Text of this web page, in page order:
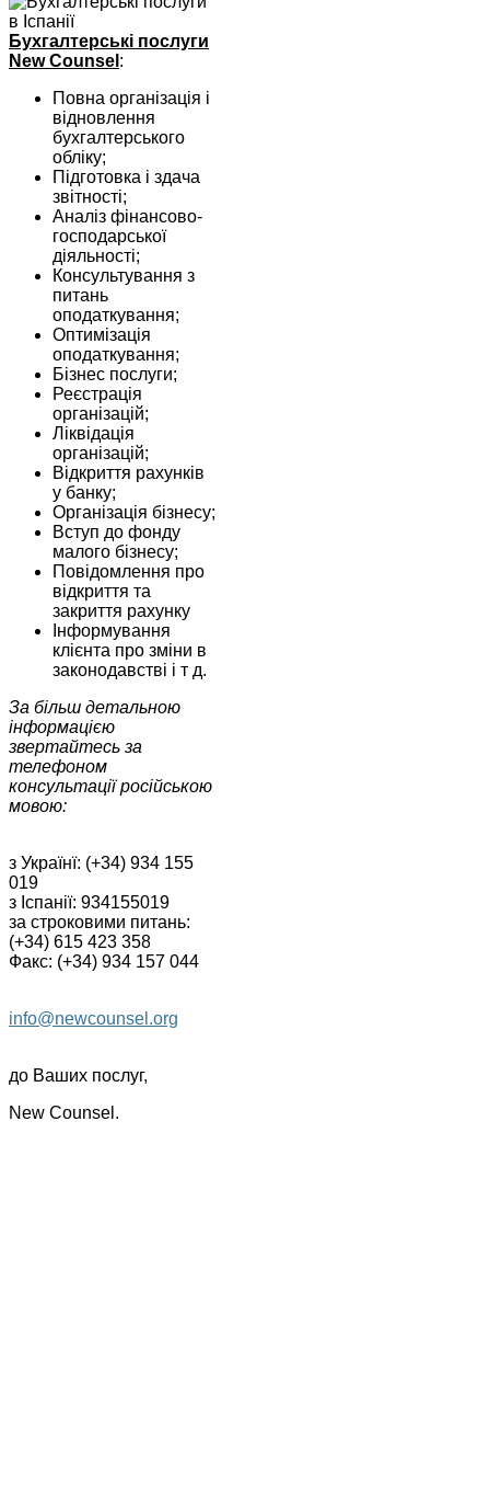
Бухгалтерські послуги
New Counsel :
Повна організація і
відновлення
бухгалтерського
обліку;
Підготовка і здача
звітності;
Аналіз фінансово-
господарської
діяльності;
Консультування з
питань
оподаткування;
Оптимізація
оподаткування;
Бізнес послуги;
Реєстрація
організацій;
Ліквідація
організацій;
Відкриття рахунків
у банку;
Організація бізнесу;
Вступ до фонду
малого бізнесу;
Повідомлення про
відкриття та
закриття рахунку
Інформування
клієнта про зміни в
законодавстві і т д.
За більш детальною
інформацією
звертайтесь за
телефоном
консультації російською
мовою:
з Українї: (+34) 934 155
019
з Іспанії: 934155019
за строковими питань:
(+34) 615 423 358
Факс: (+34) 934 157 044
info@newcounsel.org
до Ваших послуг,
New Counsel.